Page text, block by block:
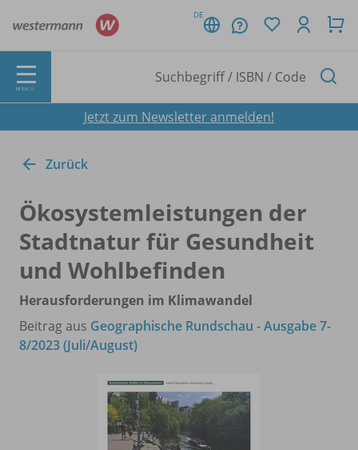
DE
MENÜ
Jetzt zum Newsletter anmelden!
Zurück
Ökosystemleistungen der
Stadtnatur für Gesundheit
und Wohlbefinden
Herausforderungen im Klimawandel
Beitrag aus Geographische Rundschau - Ausgabe 7-
8/2023 (Juli/August)